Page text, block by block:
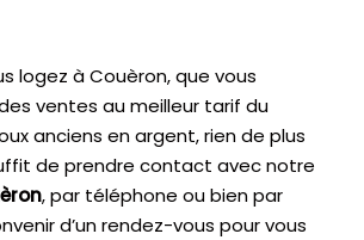
logez à Couèron, que vous
ventes au meilleur tarif du
anciens en argent, rien de plus
de prendre contact avec notre
, par téléphone ou bien par
d’un rendez-vous pour vous